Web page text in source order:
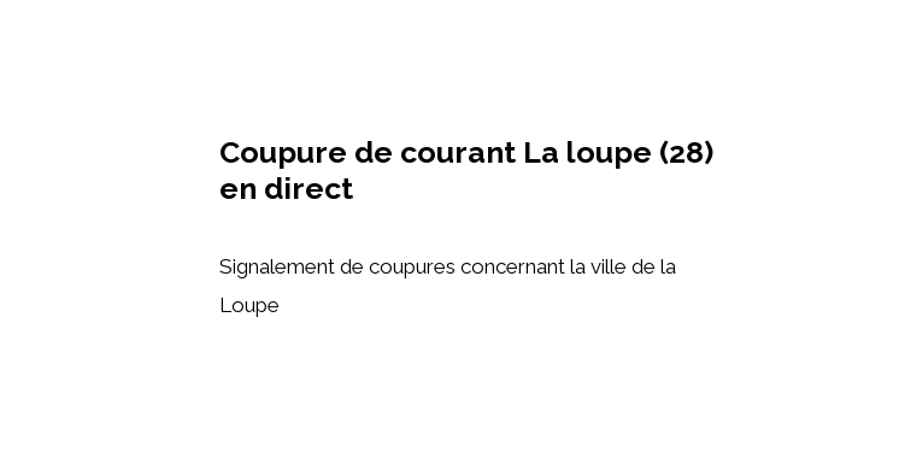
Coupure de courant La loupe (28)
en direct
Signalement de coupures concernant la ville de la
Loupe